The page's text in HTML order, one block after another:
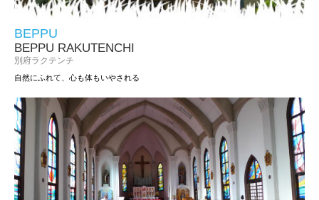
BEPPU
BEPPU RAKUTENCHI
別府ラクテンチ
自然にふれて、心も体もいやされる